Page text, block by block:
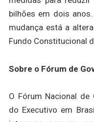
bilhões em dois
mudança está a
Fundo Constitucional
Sobre o Fórum de
O Fórum Nacional de
do Executivo em